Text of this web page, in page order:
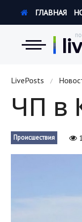
Новости
Экономика
Hi-Tech.
Наука и
ГЛАВНАЯ
LivePosts /
ЧП в
Происшествия